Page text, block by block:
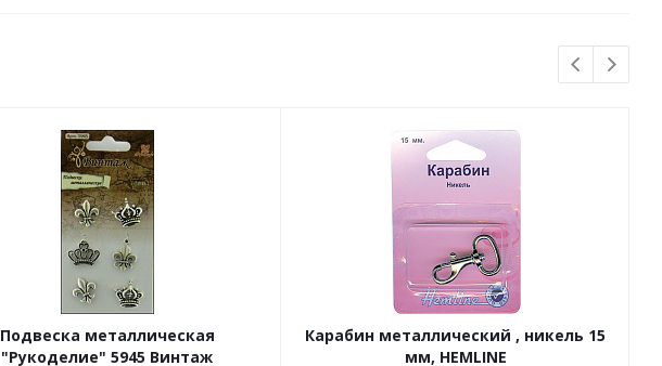
Подвеска металлическая
"Рукоделие" 5945 Винтаж
Карабин металлический , никель 15
мм, HEMLINE